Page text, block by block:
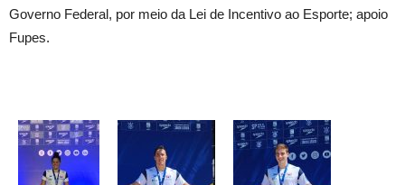
Governo Federal, por meio da Lei de Incentivo ao Esporte; apoio
Fupes.